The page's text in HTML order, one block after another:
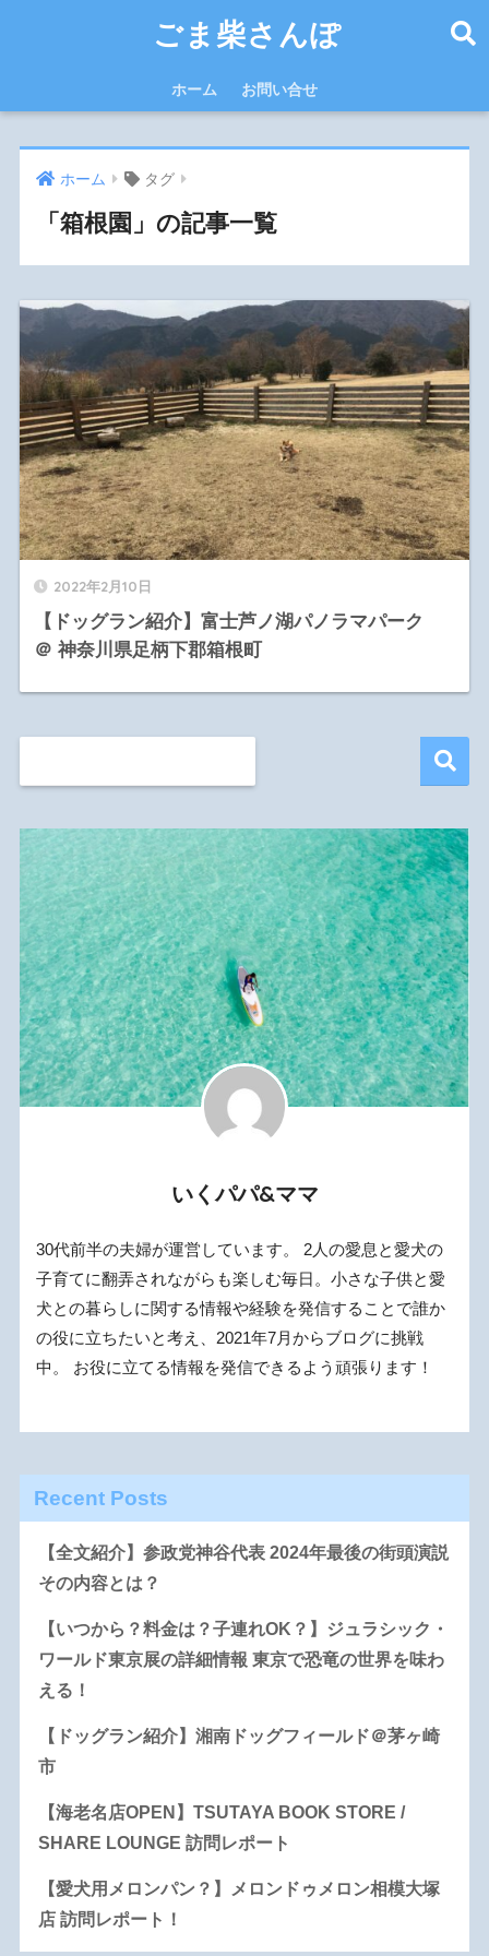
ごま柴さんぽ
ホーム お問い合せ
ホーム タグ
「箱根園」の記事一覧
2022年2月10日
【ドッグラン紹介】富士芦ノ湖パノラマパーク
＠ 神奈川県足柄下郡箱根町
いくパパ&ママ
30代前半の夫婦が運営しています。 2人の愛息と愛犬の
子育てに翻弄されながらも楽しむ毎日。小さな子供と愛
犬との暮らしに関する情報や経験を発信することで誰か
の役に立ちたいと考え、2021年7月からブログに挑戦
中。 お役に立てる情報を発信できるよう頑張ります！
Recent Posts
【全文紹介】参政党神谷代表 2024年最後の街頭演説
その内容とは？
【いつから？料金は？子連れOK？】ジュラシック・
ワールド東京展の詳細情報 東京で恐竜の世界を味わ
える！
【ドッグラン紹介】湘南ドッグフィールド＠茅ヶ崎
市
【海老名店OPEN】TSUTAYA BOOK STORE /
SHARE LOUNGE 訪問レポート
【愛犬用メロンパン？】メロンドゥメロン相模大塚
店 訪問レポート！